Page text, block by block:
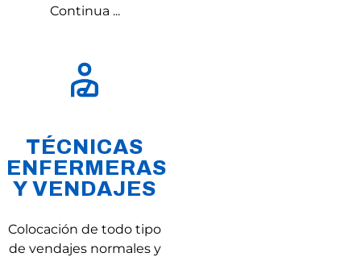
Continua ...
TÉCNICAS
ENFERMERAS
Y VENDAJES
Colocación de todo tipo
de vendajes normales y